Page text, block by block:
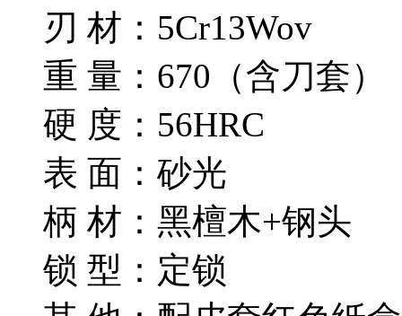
刃 材：5Cr13Wov
重 量：670（含刀套）
硬 度：56HRC
表 面：砂光
柄 材：黑檀木+钢头
锁 型：定锁